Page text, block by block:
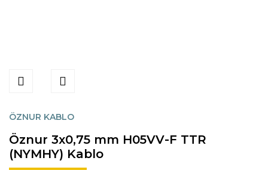
ÖZNUR KABLO
Öznur 3x0,75 mm H05VV-F TTR
(NYMHY) Kablo